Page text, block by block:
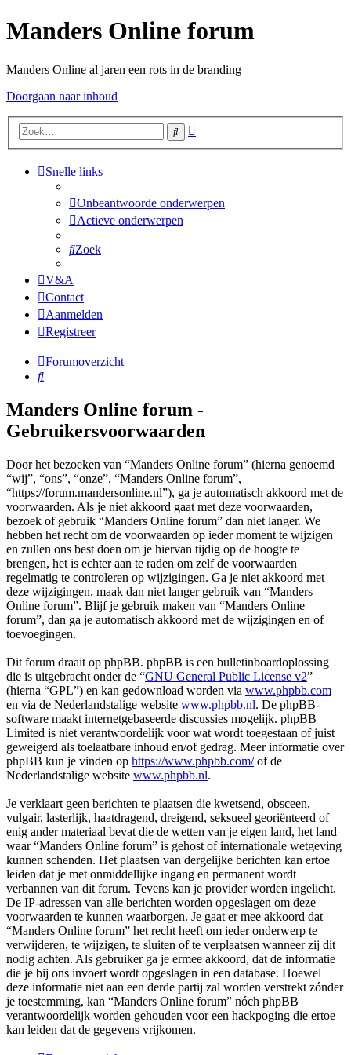
Manders Online forum
Manders Online al jaren een rots in de branding
Doorgaan naar inhoud
Zoek
Snelle links
Onbeantwoorde onderwerpen
Actieve onderwerpen
Zoek
V&A
Contact
Aanmelden
Registreer
Forumoverzicht
Zoek
Manders Online forum -
Gebruikersvoorwaarden
Door het bezoeken van “Manders Online forum” (hierna genoemd
“wij”, “ons”, “onze”, “Manders Online forum”,
“https://forum.mandersonline.nl”), ga je automatisch akkoord met de
voorwaarden. Als je niet akkoord gaat met deze voorwaarden,
bezoek of gebruik “Manders Online forum” dan niet langer. We
hebben het recht om de voorwaarden op ieder moment te wijzigen
en zullen ons best doen om je hiervan tijdig op de hoogte te
brengen, het is echter aan te raden om zelf de voorwaarden
regelmatig te controleren op wijzigingen. Ga je niet akkoord met
deze wijzigingen, maak dan niet langer gebruik van “Manders
Online forum”. Blijf je gebruik maken van “Manders Online
forum”, dan ga je automatisch akkoord met de wijzigingen en of
toevoegingen.
Dit forum draait op phpBB. phpBB is een bulletinboardoplossing
die is uitgebracht onder de “GNU General Public License v2”
(hierna “GPL”) en kan gedownload worden via www.phpbb.com
en via de Nederlandstalige website www.phpbb.nl. De phpBB-
software maakt internetgebaseerde discussies mogelijk. phpBB
Limited is niet verantwoordelijk voor wat wordt toegestaan of juist
geweigerd als toelaatbare inhoud en/of gedrag. Meer informatie over
phpBB kun je vinden op https://www.phpbb.com/of de
Nederlandstalige website www.phpbb.nl.
Je verklaart geen berichten te plaatsen die kwetsend, obsceen,
vulgair, lasterlijk, haatdragend, dreigend, seksueel georiënteerd of
enig ander materiaal bevat die de wetten van je eigen land, het land
waar “Manders Online forum” is gehost of internationale wetgeving
kunnen schenden. Het plaatsen van dergelijke berichten kan ertoe
leiden dat je met onmiddellijke ingang en permanent wordt
verbannen van dit forum. Tevens kan je provider worden ingelicht.
De IP-adressen van alle berichten worden opgeslagen om deze
voorwaarden te kunnen waarborgen. Je gaat er mee akkoord dat
“Manders Online forum” het recht heeft om ieder onderwerp te
verwijderen, te wijzigen, te sluiten of te verplaatsen wanneer zij dit
nodig achten. Als gebruiker ga je ermee akkoord, dat de informatie
die je bij ons invoert wordt opgeslagen in een database. Hoewel
deze informatie niet aan een derde partij zal worden verstrekt zónder
je toestemming, kan “Manders Online forum” nóch phpBB
verantwoordelijk worden gehouden voor een hackpoging die ertoe
kan leiden dat de gegevens vrijkomen.